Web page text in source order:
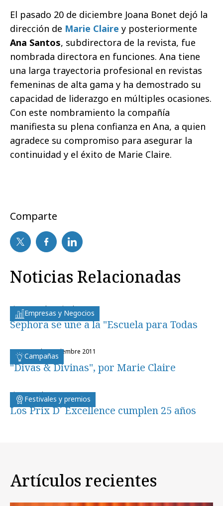
El pasado 20 de diciembre Joana Bonet dejó la
dirección de Marie Claire y posteriormente
Ana Santos, subdirectora de la revista, fue
nombrada directora en funciones. Ana tiene
una larga trayectoria profesional en revistas
femeninas de alta gama y ha demostrado su
capacidad de liderazgo en múltiples ocasiones.
Con este nombramiento la compañía
manifiesta su plena confianza en Ana, a quien
agradece su compromiso para asegurar la
continuidad y el éxito de Marie Claire.
Comparte
Noticias Relacionadas
Empresas y Negocios
viernes, 25 de noviembre 2011
Sephora se une a la "Escuela para Todas
Campañas
lunes, 19 de septiembre 2011
"Divas & Divinas", por Marie Claire
Festivales y premios
viernes, 4 de marzo 2011
Los Prix D´ Excellence cumplen 25 años
Artículos recientes